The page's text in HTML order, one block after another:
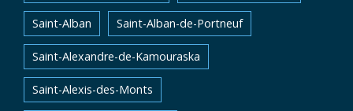
Saint-Alban Saint-Alban-de-Portneuf
Saint-Alexandre-de-Kamouraska
Saint-Alexis-des-Monts